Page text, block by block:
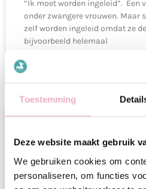
Toestemming
Deze website maakt gebruik
We gebruiken cookies om
personaliseren, om functies
“Ik moet worden ingeleid”. Een
onder zwangere vrouwen. Maar
zelf worden ingeleid omdat ze
bijvoorbeeld helemaal
READ MORE »
Vroeger werd de knip tijdens de
redmiddel, wanneer er echt
was. Tegenwoordig knippen we